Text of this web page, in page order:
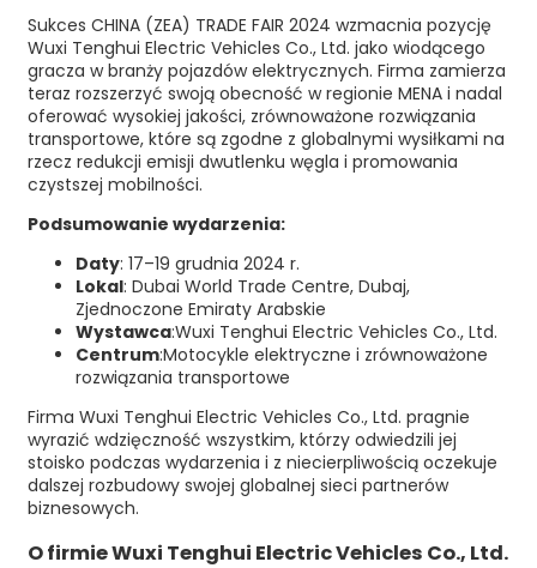
Sukces CHINA (ZEA) TRADE FAIR 2024 wzmacnia pozycję
Wuxi Tenghui Electric Vehicles Co., Ltd. jako wiodącego
gracza w branży pojazdów elektrycznych. Firma zamierza
teraz rozszerzyć swoją obecność w regionie MENA i nadal
oferować wysokiej jakości, zrównoważone rozwiązania
transportowe, które są zgodne z globalnymi wysiłkami na
rzecz redukcji emisji dwutlenku węgla i promowania
czystszej mobilności.
Podsumowanie wydarzenia:
Daty: 17–19 grudnia 2024 r.
Lokal: Dubai World Trade Centre, Dubaj,
Zjednoczone Emiraty Arabskie
Wystawca:Wuxi Tenghui Electric Vehicles Co., Ltd.
Centrum:Motocykle elektryczne i zrównoważone
rozwiązania transportowe
Firma Wuxi Tenghui Electric Vehicles Co., Ltd. pragnie
wyrazić wdzięczność wszystkim, którzy odwiedzili jej
stoisko podczas wydarzenia i z niecierpliwością oczekuje
dalszej rozbudowy swojej globalnej sieci partnerów
biznesowych.
O firmie Wuxi Tenghui Electric Vehicles Co., Ltd.